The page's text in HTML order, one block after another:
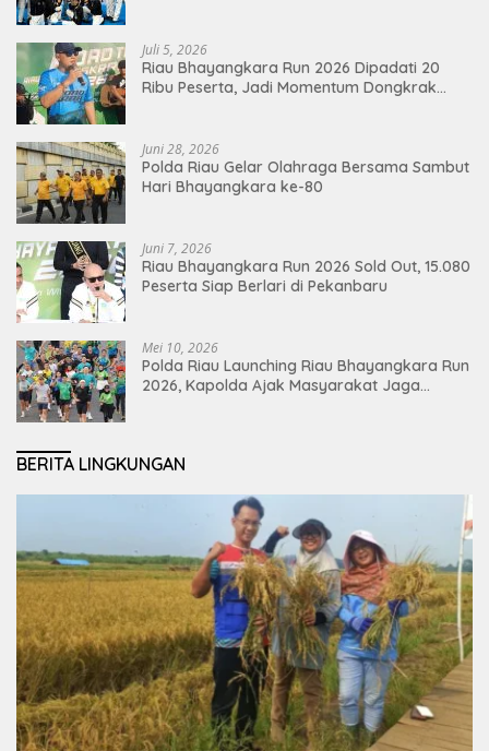
Juli 5, 2026
Riau Bhayangkara Run 2026 Dipadati 20
Ribu Peserta, Jadi Momentum Dongkrak
Juni 28, 2026
Polda Riau Gelar Olahraga Bersama Sambut
Hari Bhayangkara ke-80
Juni 7, 2026
Riau Bhayangkara Run 2026 Sold Out, 15.080
Peserta Siap Berlari di Pekanbaru
Mei 10, 2026
Polda Riau Launching Riau Bhayangkara Run
2026, Kapolda Ajak Masyarakat Jaga
BERITA LINGKUNGAN